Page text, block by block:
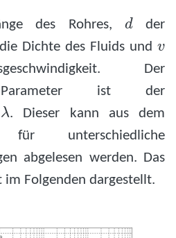
des Rohres, dder
Dichte des Fluids und
Der
Parameter ist der
λ . Dieser kann aus dem
unterschiedliche
abgelesen werden. Das
Folgenden dargestellt.